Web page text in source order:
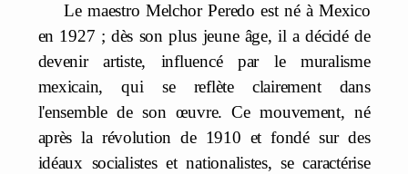
Le maestro Melchor Peredo est né à Mexico
en 1927 ; dès son plus jeune âge, il a décidé de
devenir artiste, influencé par le muralisme
mexicain, qui se reflète clairement dans
l'ensemble de son œuvre. Ce mouvement, né
après la révolution de 1910 et fondé sur des
idéaux socialistes et nationalistes, se caractérise